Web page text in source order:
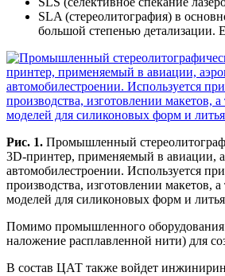
SLA (стереолитография) в
большой степенью детализации.
Рис. 1. Промышленный
3D-принтер, применяемый в авиации,
автомобилестроении. Используется
производства, изготовлении макетов,
моделей для силиконовых форм и
Помимо промышленного оборудования
наложение расплавленной нити) для
В состав ЦАТ также войдет